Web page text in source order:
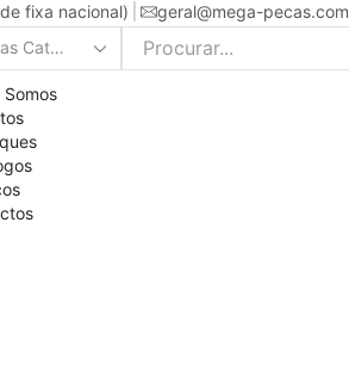
fixa nacional) geral@mega-pecas.com
Somos